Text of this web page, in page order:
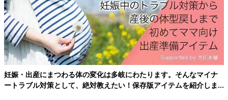
妊娠・出産にまつわる体の変化は多岐にわたります。そんなマイナ
ートラブル対策として、絶対教えたい！保存版アイテムを紹介しま